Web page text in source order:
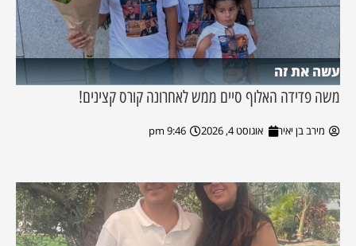
עשה את זה
משה פדידה האלוף סיים ממש לאחרונה קורס קצינים!
מירב בן יאיר אוגוסט 4, 2026 9:46 pm